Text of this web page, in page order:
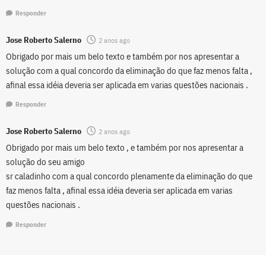
Responder
Jose Roberto Salerno 2 anos ago
Obrigado por mais um belo texto e também por nos apresentar a
solução com a qual concordo da eliminação do que faz menos falta ,
afinal essa idéia deveria ser aplicada em varias questões nacionais .
Responder
Jose Roberto Salerno 2 anos ago
Obrigado por mais um belo texto , e também por nos apresentar a
solução do seu amigo
sr caladinho com a qual concordo plenamente da eliminação do que
faz menos falta , afinal essa idéia deveria ser aplicada em varias
questões nacionais .
Responder